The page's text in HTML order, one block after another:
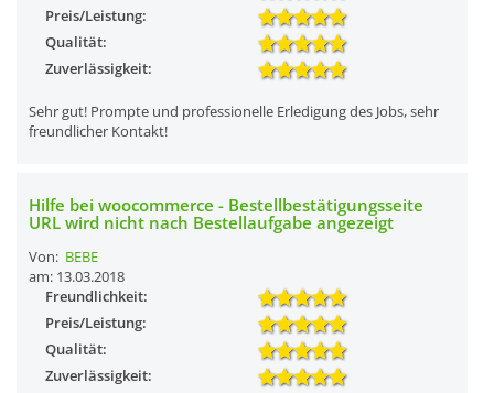
Preis/Leistung:
Qualität:
Zuverlässigkeit:
Sehr gut! Prompte und professionelle Erledigung des Jobs, sehr
freundlicher Kontakt!
Hilfe bei woocommerce - Bestellbestätigungsseite
URL wird nicht nach Bestellaufgabe angezeigt
Von: BEBE
am: 13.03.2018
Freundlichkeit:
Preis/Leistung:
Qualität:
Zuverlässigkeit: